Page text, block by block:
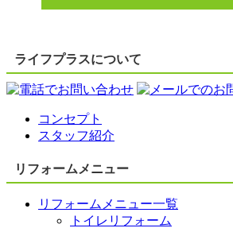
ライフプラスについて
コンセプト
スタッフ紹介
リフォームメニュー
リフォームメニュー一覧
トイレリフォーム